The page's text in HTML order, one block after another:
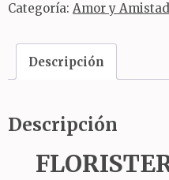
Categoría: Amor y Amistad
Descripción
Descripción